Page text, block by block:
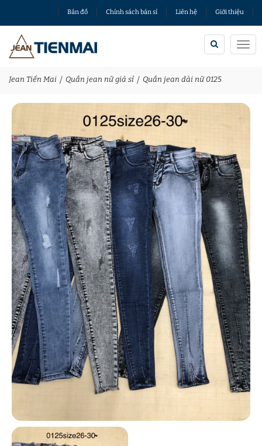
Bản đồ Chính sách bán sỉ Liên hệ Giới thiệu
Jean Tiến Mai Quần jean nữ giá sỉ Quần jean dài nữ 0125